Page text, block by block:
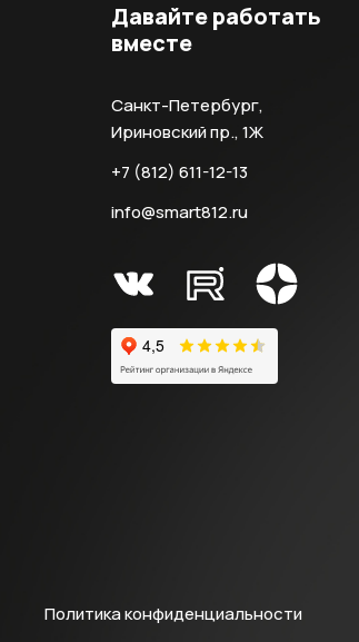
Давайте работать
вместе
Санкт-Петербург,
Ириновский пр., 1Ж
+7 (812) 611-12-13
info@smart812.ru
Политика конфиденциальности